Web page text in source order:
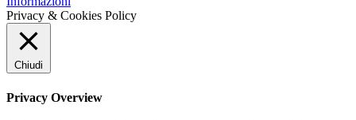
Privacy & Cookies Policy
Chiudi
Privacy Overview